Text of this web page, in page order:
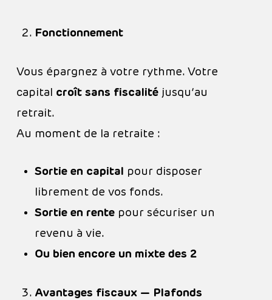
Fonctionnement
Vous épargnez à votre rythme. Votre
capital croît sans fiscalitéjusqu’au
retrait.
Au moment de la retraite :
Sortie en capital pour disposer
librement de vos fonds.
Sortie en rentepour sécuriser un
revenu à vie.
Ou bien encore un mixte des 2
Avantages fiscaux — Plafonds